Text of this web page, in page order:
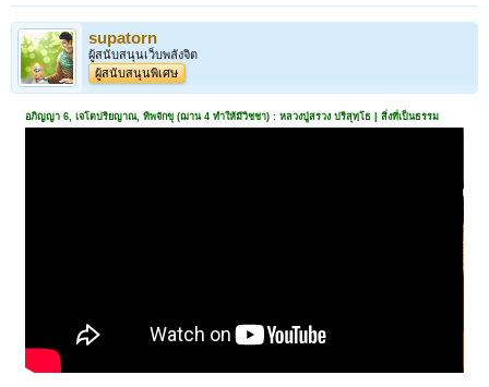
supatorn
ผู้สนับสนุนเว็บพลังจิต
ผู้สนับสนุนพิเศษ
อภิญญา 6, เจโตปริยญาณ, ทิพจักขุ (ฌาน 4 ทําให้มีวิชชา) : หลวงปู่สรวง ปริสุทฺโธ | สิ่งที่เป็นธรรม